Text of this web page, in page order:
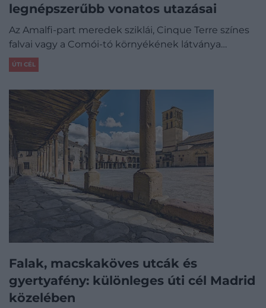
legnépszerűbb vonatos utazásai
Az Amalfi-part meredek sziklái, Cinque Terre színes
falvai vagy a Comói-tó környékének látványa…
ÚTI CÉL
Falak, macskaköves utcák és
gyertyafény: különleges úti cél Madrid
közelében